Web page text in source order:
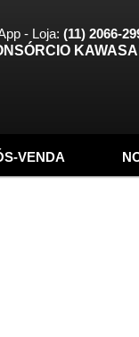
- Loja: (11) 2066-
VENDA